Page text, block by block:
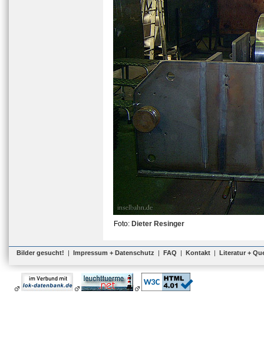
Foto: Dieter Resinger
Bilder gesucht! | Impressum + Datenschutz | FAQ | Kontakt | Literatur +